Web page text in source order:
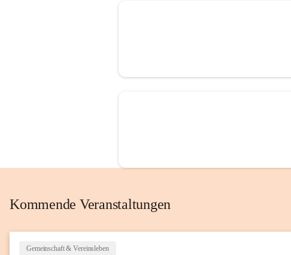
Kommende Veranstaltungen
Gemeinschaft & Vereinsleben